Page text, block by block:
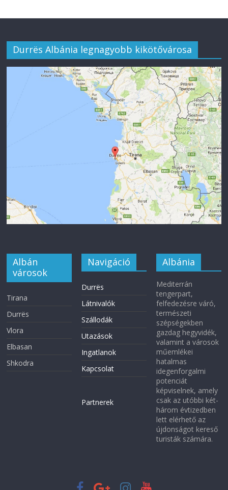
Durrës Albánia legnagyobb kikötővárosa
Albán
városok
Tirana
Durrës
Vlora
Elbasan
Shkodra
Navigáció
Durrës
Látnivalók
Szállodák
Utazások
Ingatlanok
Kapcsolat
Partnerek
Albánia
Mediterrán
tengerpart,
felfedezésre váró,
természeti
szépségekben
gazdag hegyvidék,
valamint a városok
műemlékei
hatalmas
idegenforgalmi
potenciát
képviselnek, amely
csak az utóbbi két-
három évtizedben
lett elérhető az
újdonságot kereső
turisták számára.